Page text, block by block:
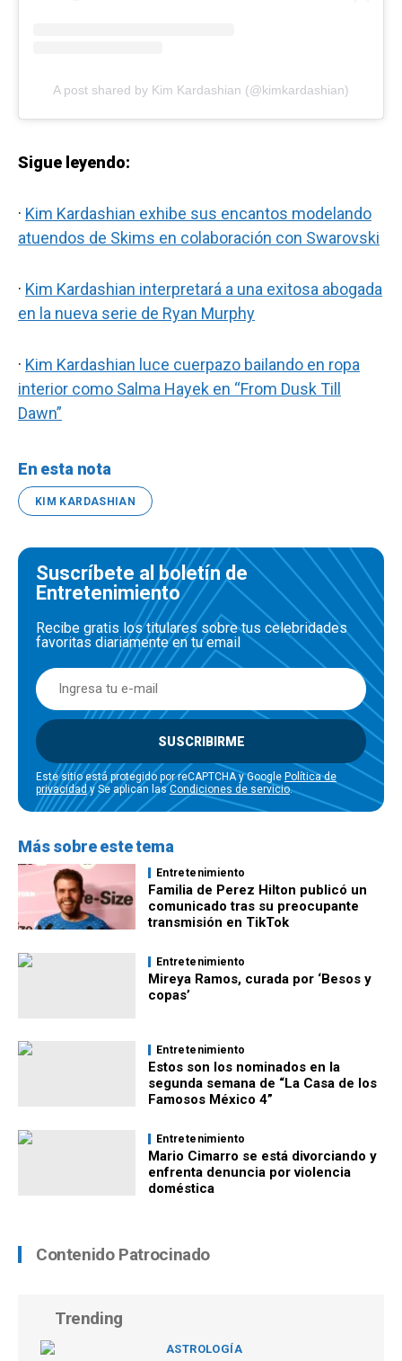
A post shared by Kim Kardashian (@kimkardashian)
Sigue leyendo:
· Kim Kardashian exhibe sus encantos modelando
atuendos de Skims en colaboración con Swarovski
· Kim Kardashian interpretará a una exitosa abogada
en la nueva serie de Ryan Murphy
· Kim Kardashian luce cuerpazo bailando en ropa
interior como Salma Hayek en “From Dusk Till
Dawn”
En esta nota
KIM KARDASHIAN
Suscríbete al boletín de
Entretenimiento
Recibe gratis los titulares sobre tus celebridades
favoritas diariamente en tu email
SUSCRIBIRME
Este sitio está protegido por reCAPTCHA y Google Política de
privacidad y Se aplican lasCondiciones de servicio.
Más sobre este tema
Entretenimiento
Familia de Perez Hilton publicó un
comunicado tras su preocupante
transmisión en TikTok
Entretenimiento
Mireya Ramos, curada por ‘Besos y
copas’
Entretenimiento
Estos son los nominados en la
segunda semana de “La Casa de los
Famosos México 4”
Entretenimiento
Mario Cimarro se está divorciando y
enfrenta denuncia por violencia
doméstica
Contenido Patrocinado
Trending
ASTROLOGÍA